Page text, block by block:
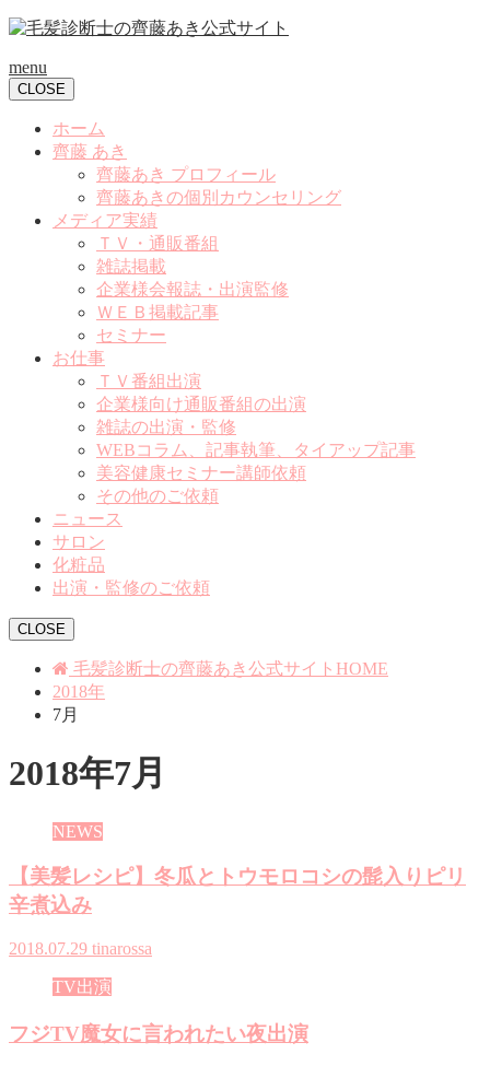
menu
CLOSE
ホーム
齊藤 あき
齊藤あき プロフィール
齊藤あきの個別カウンセリング
メディア実績
ＴＶ・通販番組
雑誌掲載
企業様会報誌・出演監修
ＷＥＢ掲載記事
セミナー
お仕事
ＴＶ番組出演
企業様向け通販番組の出演
雑誌の出演・監修
WEBコラム、記事執筆、タイアップ記事
美容健康セミナー講師依頼
その他のご依頼
ニュース
サロン
化粧品
出演・監修のご依頼
CLOSE
毛髪診断士の齊藤あき公式サイトHOME
2018年
7月
2018年7月
NEWS
【美髪レシピ】冬瓜とトウモロコシの髭入りピリ
辛煮込み
2018.07.29 tinarossa
TV出演
フジTV魔女に言われたい夜出演